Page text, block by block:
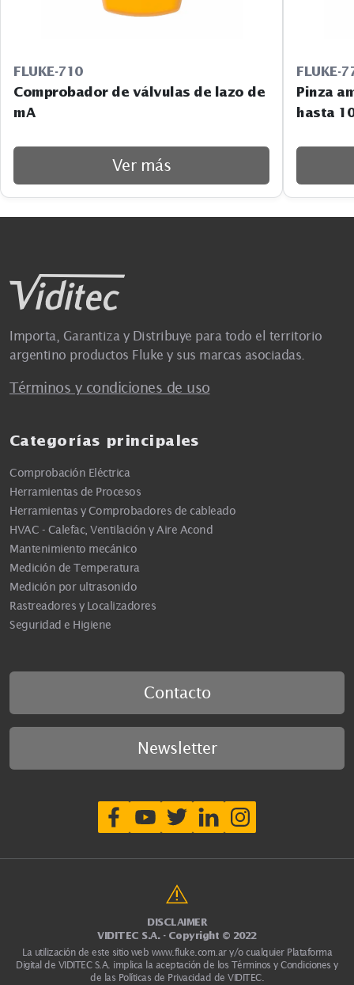
FLUKE-710
Comprobador de válvulas de lazo de
mA
Ver más
FLUKE-
Pinza
hasta
Importa, Garantiza y Distribuye para todo el territorio
argentino productos Fluke y sus marcas asociadas.
Términos y condiciones de uso
Categorías principales
Comprobación Eléctrica
Herramientas de Procesos
Herramientas y Comprobadores de cableado
HVAC - Calefac, Ventilación y Aire Acond
Mantenimiento mecánico
Medición de Temperatura
Medición por ultrasonido
Rastreadores y Localizadores
Seguridad e Higiene
Contacto
Newsletter
DISCLAIMER
VIDITEC S.A. - Copyright © 2022
La utilización de este sitio web www.fluke.com.ar y/o cualquier Plataforma
Digital de VIDITEC S.A. implica la aceptación de los Términos y Condiciones y
de las Políticas de Privacidad de VIDITEC.